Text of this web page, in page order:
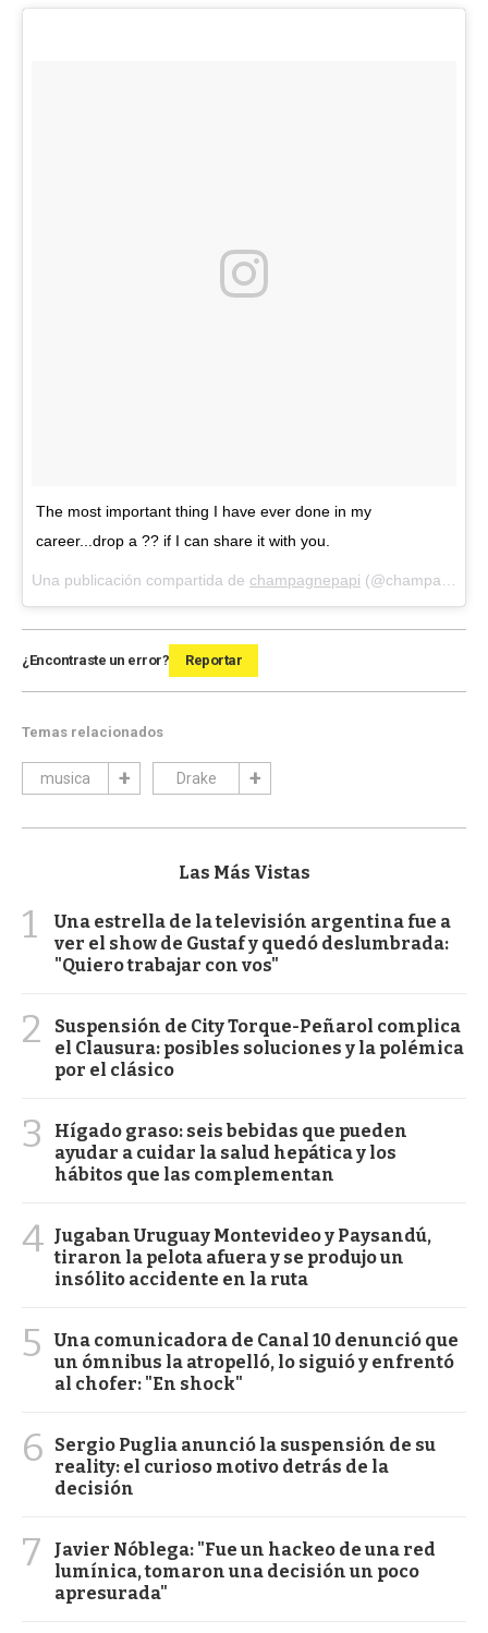
The most important thing I have ever done in my
career...drop a ?? if I can share it with you.
Una publicación compartida de champagnepapi (@champagnepapi) el
¿Encontraste un error? Reportar
Temas relacionados
musica Drake
Las Más Vistas
1
Una estrella de la televisión argentina fue a
ver el show de Gustaf y quedó deslumbrada:
"Quiero trabajar con vos"
2
Suspensión de City Torque-Peñarol complica
el Clausura: posibles soluciones y la polémica
por el clásico
3
Hígado graso: seis bebidas que pueden
ayudar a cuidar la salud hepática y los
hábitos que las complementan
4 Jugaban Uruguay Montevideo y Paysandú,
tiraron la pelota afuera y se produjo un
insólito accidente en la ruta
5
Una comunicadora de Canal 10 denunció que
un ómnibus la atropelló, lo siguió y enfrentó
al chofer: "En shock"
6
Sergio Puglia anunció la suspensión de su
reality: el curioso motivo detrás de la
decisión
7
Javier Nóblega: "Fue un hackeo de una red
lumínica, tomaron una decisión un poco
apresurada"